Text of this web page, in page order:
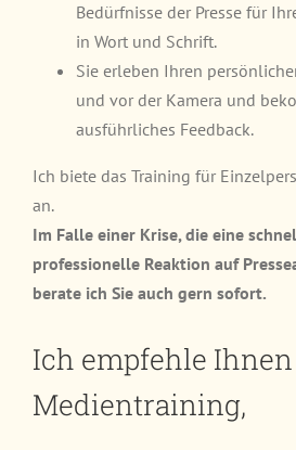
Bedürfnisse der Presse für
in Wort und Schrift.
Sie erleben Ihren
und vor der Kamera und
ausführliches Feedback.
Ich biete das Training für
an.
Im Falle einer Krise, die eine
professionelle Reaktion auf
berate ich Sie auch gern sofort.
Ich empfehle
Medientraining,